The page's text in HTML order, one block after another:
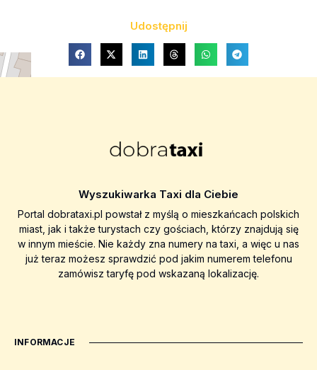
Udostępnij
Wyszukiwarka Taxi dla Ciebie
Portal dobrataxi.pl powstał z myślą o mieszkańcach polskich
miast, jak i także turystach czy gościach, którzy znajdują się
w innym mieście. Nie każdy zna numery na taxi, a więc u nas
już teraz możesz sprawdzić pod jakim numerem telefonu
zamówisz taryfę pod wskazaną lokalizację.
INFORMACJE